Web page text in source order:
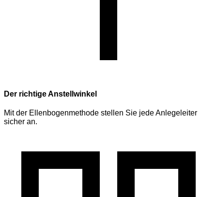
Der richtige Anstellwinkel
Mit der Ellenbogenmethode stellen Sie jede Anlegeleiter
sicher an.